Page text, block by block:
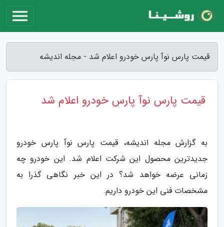
قیمت پارس نوآ پارس خودرو اعلام شد - مجله اندیشه
قیمت پارس نوآ پارس خودرو اعلام شد
به گزارش مجله اندیشه، قیمت پارس نوآ پارس خودرو
جدیدترین محصول این شرکت اعلام شد. این خودرو چه
زمانی عرضه خواهد شد؟ در این خبر نگاهی گذرا به
مشخصات فنی این خودرو داریم.